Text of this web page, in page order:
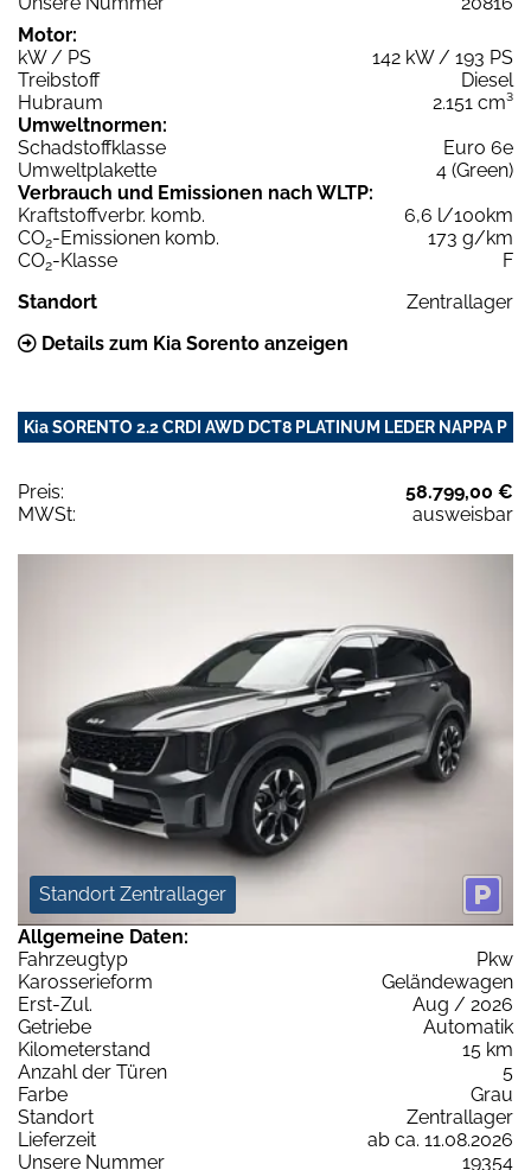
Motor:
kW / PS
142 kW / 193 PS
Treibstoff
Diesel
Hubraum
2.151 cm³
Umweltnormen:
Schadstoffklasse
Euro 6e
Umweltplakette
4 (Green)
Verbrauch und Emissionen nach WLTP:
Kraftstoffverbr. komb.
6,6 l/100km
CO2-Emissionen komb.
173 g/km
CO2-Klasse
F
Standort
Zentrallager
Details zum Kia Sorento anzeigen
Kia SORENTO 2.2 CRDI AWD DCT8 PLATINUM LEDER NAPPA P
Preis:
58.799,00 €
MWSt:
ausweisbar
Standort Zentrallager
Allgemeine Daten:
Fahrzeugtyp
Pkw
Karosserieform
Geländewagen
Erst-Zul.
Aug / 2026
Getriebe
Automatik
Kilometerstand
15 km
Anzahl der Türen
5
Farbe
Grau
Standort
Zentrallager
Lieferzeit
ab ca. 11.08.2026
Unsere Nummer
19354